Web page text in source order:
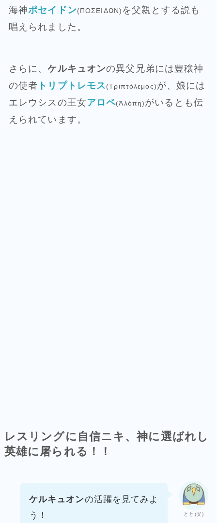
海神ポセイドン(ΠΟΣΕΙΔΩΝ) を父親とする説も
唱えられました。
さらに、ケルキュオンの異父兄弟には豊穣神
の使者 トリプトレモス(Τριπτόλεμος)が、娘には
エレウシスの王女アロペ(Ἀλόπη)がいるとも伝
えられています。
レスリングに自信ニキ、神に選ばれし
英雄に屠られる！！
とと(父)
ケルキュオンの活躍を見てみよ
う！